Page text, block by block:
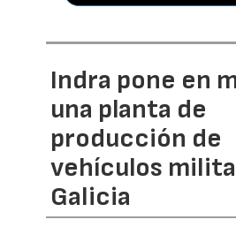
Indra pone en
una planta de
producción de
vehículos
Galicia